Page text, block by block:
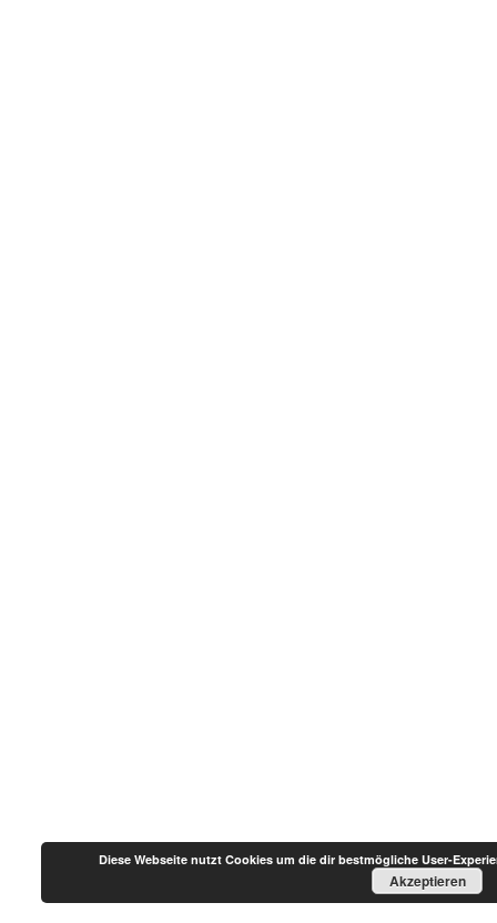
Diese Webseite nutzt Cookies um die dir bestmögliche User-
Akzeptieren